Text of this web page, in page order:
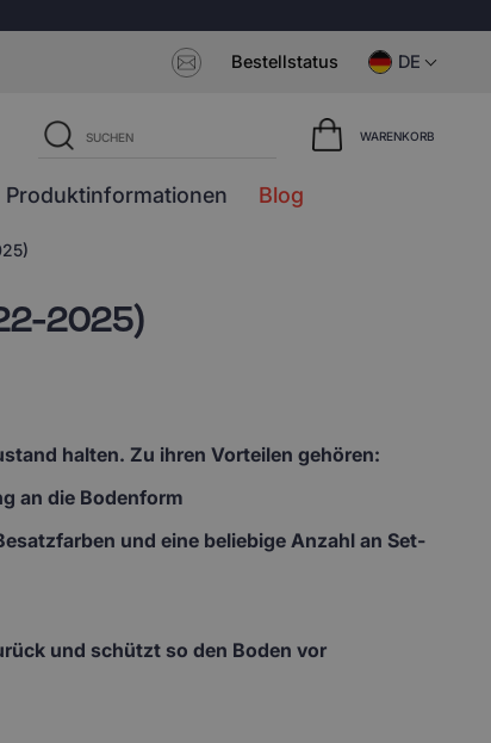
Bestellstatus DE
WARENKORB
Produktinformationen Blog
2025)
halten. Zu ihren Vorteilen gehören:
an die Bodenform
und eine beliebige Anzahl an Set-
und schützt so den Boden vor